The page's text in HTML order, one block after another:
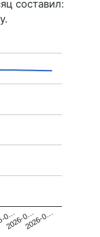
составил:
0…
2026-0…2026-0…